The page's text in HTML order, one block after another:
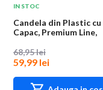
IN STOC
Candela din Plastic cu
Capac, Premium Line,
68,95 lei
59,99 lei